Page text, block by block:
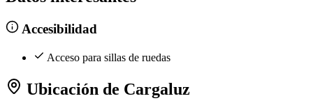
Accesibilidad
Acceso para sillas de ruedas
Ubicación de Cargaluz